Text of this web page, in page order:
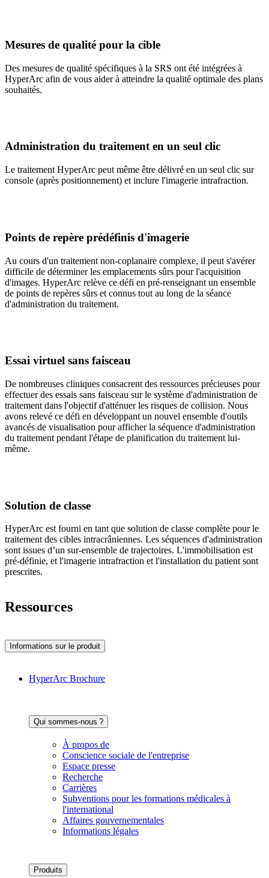
Mesures de qualité pour la cible
Des mesures de qualité spécifiques à la SRS ont été intégrées à
HyperArc afin de vous aider à atteindre la qualité optimale des plans
souhaités.
Administration du traitement en un seul clic
Le traitement HyperArc peut même être délivré en un seul clic sur
console (après positionnement) et inclure l'imagerie intrafraction.
Points de repère prédéfinis d'imagerie
Au cours d'un traitement non-coplanaire complexe, il peut s'avérer
difficile de déterminer les emplacements sûrs pour l'acquisition
d'images. HyperArc relève ce défi en pré-renseignant un ensemble
de points de repères sûrs et connus tout au long de la séance
d'administration du traitement.
Essai virtuel sans faisceau
De nombreuses cliniques consacrent des ressources précieuses pour
effectuer des essais sans faisceau sur le système d'administration de
traitement dans l'objectif d'atténuer les risques de collision. Nous
avons relevé ce défi en développant un nouvel ensemble d'outils
avancés de visualisation pour afficher la séquence d'administration
du traitement pendant l'étape de planification du traitement lui-
même.
Solution de classe
HyperArc est fourni en tant que solution de classe complète pour le
traitement des cibles intracrâniennes. Les séquences d'administration
sont issues d’un sur-ensemble de trajectoires. L'immobilisation est
pré-définie, et l'imagerie intrafraction et l'installation du patient sont
prescrites.
Ressources
Informations sur le produit
HyperArc Brochure
Qui sommes-nous ?
À propos de
Conscience sociale de l'entreprise
Espace presse
Recherche
Carrières
Subventions pour les formations médicales à
l'international
Affaires gouvernementales
Informations légales
Produits